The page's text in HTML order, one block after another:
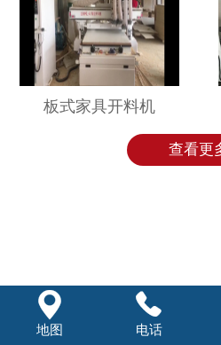
板式家具开料机
查看更

地图

电话